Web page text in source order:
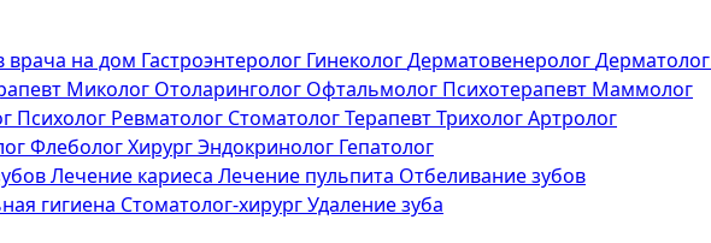
врача на дом Гастроэнтеролог ГинекологДерматовенерологДерматолог
Миколог Отоларинголог Офтальмолог Психотерапевт Маммолог
Психолог Ревматолог СтоматологТерапевтТрихологАртролог
ФлебологХирургЭндокринолог Гепатолог
Лечение кариеса Лечение пульпита Отбеливание зубов
гигиена Стоматолог-хирургУдаление зуба